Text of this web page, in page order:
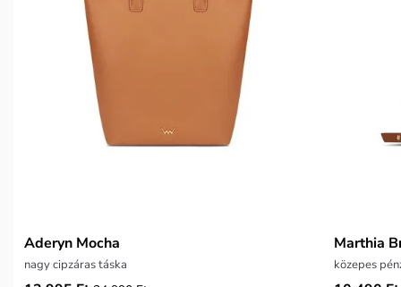
Aderyn Mocha
nagy cipzáras táska
Marthia
közepes